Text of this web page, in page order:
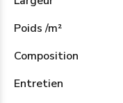
Poids /m²
Composition
Entretien